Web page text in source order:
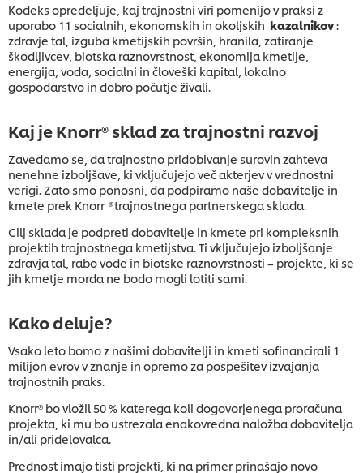
Kodeks opredeljuje, kaj trajnostni viri pomenijo v praksi z
uporabo 11 socialnih, ekonomskih in okoljskih kazalnikov:
zdravje tal, izguba kmetijskih površin, hranila, zatiranje
škodljivcev, biotska raznovrstnost, ekonomija kmetije,
energija, voda, socialni in človeški kapital, lokalno
gospodarstvo in dobro počutje živali.
Kaj je Knorr® sklad za trajnostni razvoj
Zavedamo se, da trajnostno pridobivanje surovin zahteva
nenehne izboljšave, ki vključujejo več akterjev v vrednostni
verigi. Zato smo ponosni, da podpiramo naše dobavitelje in
kmete prek Knorr ®trajnostnega partnerskega sklada.
Cilj sklada je podpreti dobavitelje in kmete pri kompleksnih
projektih trajnostnega kmetijstva. Ti vključujejo izboljšanje
zdravja tal, rabo vode in biotske raznovrstnosti – projekte, ki se
jih kmetje morda ne bodo mogli lotiti sami.
Kako deluje?
Vsako leto bomo z našimi dobavitelji in kmeti sofinancirali 1
milijon evrov v znanje in opremo za pospešitev izvajanja
trajnostnih praks.
Knorr® bo vložil 50 % katerega koli dogovorjenega proračuna
projekta, ki mu bo ustrezala enakovredna naložba dobavitelja
in/ali pridelovalca.
Prednost imajo tisti projekti, ki na primer prinašajo novo